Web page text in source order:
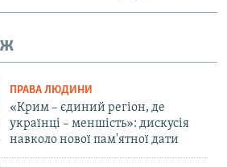
ПРАВА ЛЮДИНИ
«Крим – єдиний регіон, де
українці – меншість»: дискусія
навколо нової пам'ятної дати